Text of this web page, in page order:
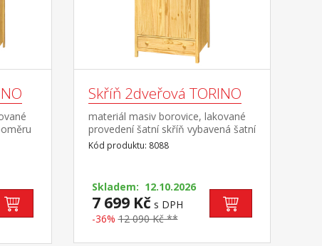
užší
8189
Skříň 2dveřová TORINO
materiál masiv borovice, lakované
provedení šatní skříň vybavená šatní
tyčí a policí ve spodní části zásuvka
s kovovými pojezdy doporučený
Kód produktu: 8088
Skladem: 12.10.2026
7 699 Kč s DPH
-36% 12 090 Kč **